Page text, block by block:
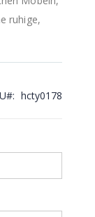
ruhige,
hcty0178